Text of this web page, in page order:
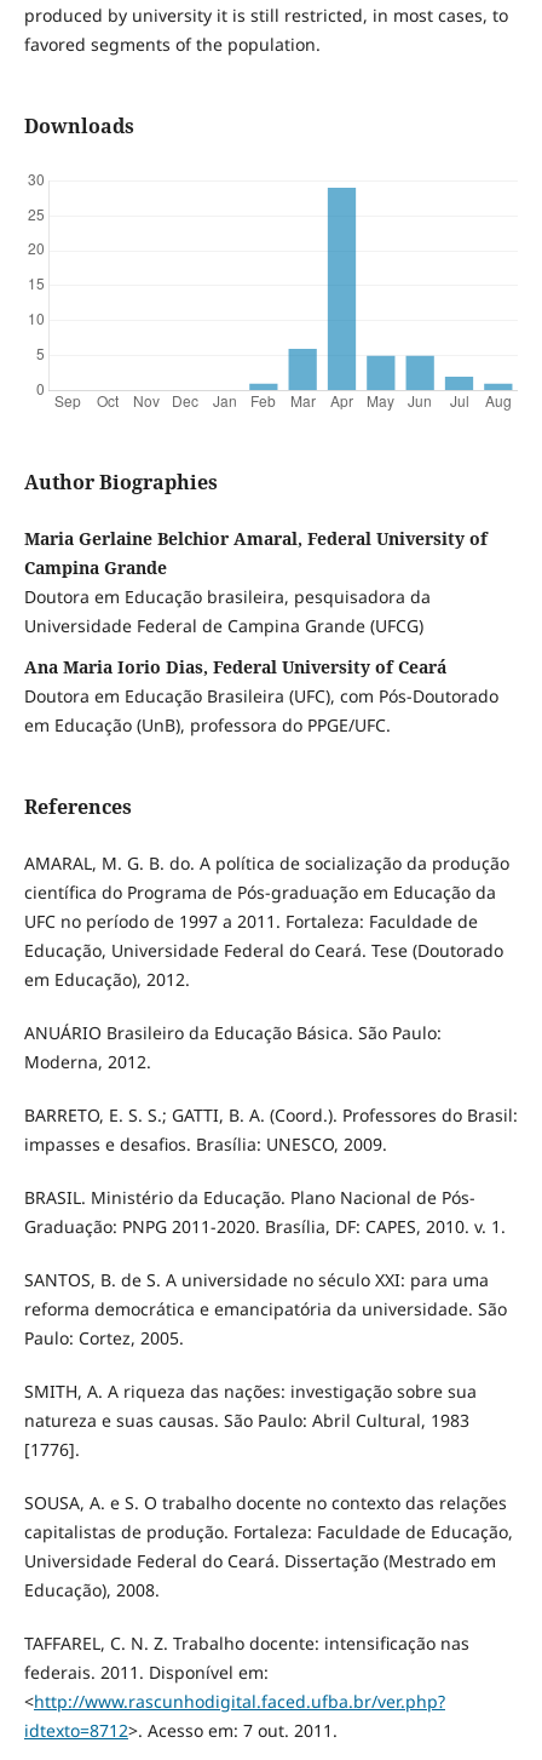
produced by university it is still restricted, in most cases, to
favored segments of the population.
Downloads
Author Biographies
Maria Gerlaine Belchior Amaral, Federal University of
Campina Grande
Doutora em Educação brasileira, pesquisadora da
Universidade Federal de Campina Grande (UFCG)
Ana Maria Iorio Dias, Federal University of Ceará
Doutora em Educação Brasileira (UFC), com Pós-Doutorado
em Educação (UnB), professora do PPGE/UFC.
References
AMARAL, M. G. B. do. A política de socialização da produção
científica do Programa de Pós-graduação em Educação da
UFC no período de 1997 a 2011. Fortaleza: Faculdade de
Educação, Universidade Federal do Ceará. Tese (Doutorado
em Educação), 2012.
ANUÁRIO Brasileiro da Educação Básica. São Paulo:
Moderna, 2012.
BARRETO, E. S. S.; GATTI, B. A. (Coord.). Professores do Brasil:
impasses e desafios. Brasília: UNESCO, 2009.
BRASIL. Ministério da Educação. Plano Nacional de Pós-
Graduação: PNPG 2011-2020. Brasília, DF: CAPES, 2010. v. 1.
SANTOS, B. de S. A universidade no século XXI: para uma
reforma democrática e emancipatória da universidade. São
Paulo: Cortez, 2005.
SMITH, A. A riqueza das nações: investigação sobre sua
natureza e suas causas. São Paulo: Abril Cultural, 1983
[1776].
SOUSA, A. e S. O trabalho docente no contexto das relações
capitalistas de produção. Fortaleza: Faculdade de Educação,
Universidade Federal do Ceará. Dissertação (Mestrado em
Educação), 2008.
TAFFAREL, C. N. Z. Trabalho docente: intensificação nas
federais. 2011. Disponível em:
<http://www.rascunhodigital.faced.ufba.br/ver.php?
idtexto=8712>. Acesso em: 7 out. 2011.